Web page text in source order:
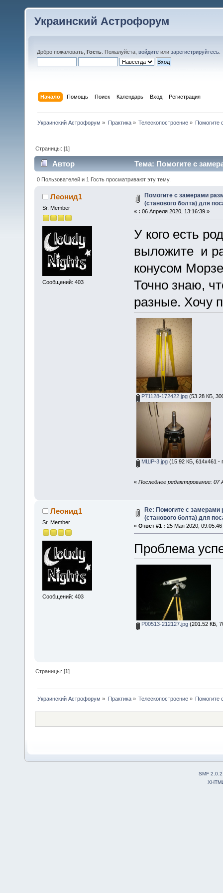
Украинский Астрофорум
Добро пожаловать, Гость . Пожалуйста, войдите или зарегистрируйтесь
Начало Помощь Поиск Календарь Вход Регистрация
Украинский Астрофорум » Практика» Телескопостроение» Помогите
Страницы: [1]
Автор
Тема: Помогите с
монтировки БШР (Прочитано 15436 раз)
0 Пользователей и 1 Гость просматривают эту тему.
Леонид1
Sr. Member
Сообщений: 403
Помогите с замерами
(станового болта) для
« : 06 Апреля 2020, 13:16:39 »
У кого есть
выложите и
конусом
Точно знаю,
разные. Хочу
P71128-172422.jpg(53.28 КБ,
МШР-3.jpg(15.92 КБ, 614x461 -
« Последнее редактирование: 07
Леонид1
Sr. Member
Сообщений: 403
Re: Помогите с
(станового болта) для
« Ответ #1 : 25 Мая 2020, 09:05:46
Проблема
P00513-212127.jpg(201.52 КБ,
Страницы: [1]
Украинский Астрофорум » Практика» Телескопостроение» Помогите
SMF 2.0.2